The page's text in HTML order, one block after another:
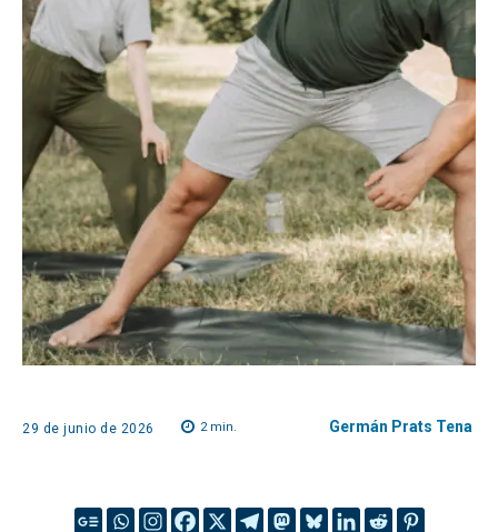
29 de junio de 2026 2min. Germán Prats Tena